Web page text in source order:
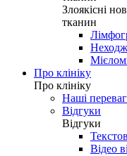
Злоякісні
тканин
Про клініку
Про клініку
Наші
Відгуки
Відгуки
Відео